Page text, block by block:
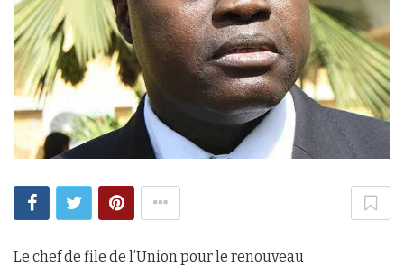
Le chef de file de l’Union pour le renouveau